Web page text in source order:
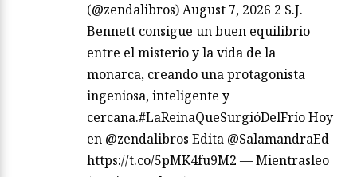
(@zendalibros) August 7, 2026 2 S.J.
Bennett consigue un buen equilibrio
entre el misterio y la vida de la
monarca, creando una protagonista
ingeniosa, inteligente y
cercana.#LaReinaQueSurgióDelFrío Hoy
en @zendalibros Edita @SalamandraEd
https://t.co/5pMK4fu9M2 — Mientrasleo